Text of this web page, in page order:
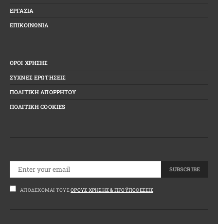
ΕΡΓΑΣΙΑ
ΕΠΙΚΟΙΝΩΝΙΑ
ΟΡΟΙ ΧΡΗΣΗΣ
ΣΥΧΝΕΣ ΕΡΩΤΗΣΕΙΣ
ΠΟΛΙΤΙΚΗ ΑΠΟΡΡΗΤΟΥ
ΠΟΛΙΤΙΚΗ COOKIES
SUBSCRIBE
ΑΠΟΔΈΧΟΜΑΙ ΤΟΥΣΌΡΟΥΣ ΧΡΉΣΗΣ & ΠΡΟΫΠΟΘΈΣΕΙΣ